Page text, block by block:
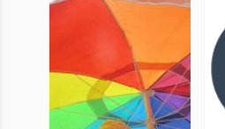
Jeanne
Ouriachi
MC, UniCA